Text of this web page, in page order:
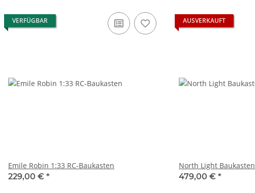
VERFÜGBAR
Emile Robin 1:33 RC-Baukasten
229,00 € *
AUSVERKAUFT
North Light Baukasten
479,00 € *